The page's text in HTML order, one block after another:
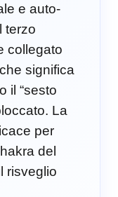
e auto-
terzo
collegato
significa
il “sesto
La
per
del
risveglio